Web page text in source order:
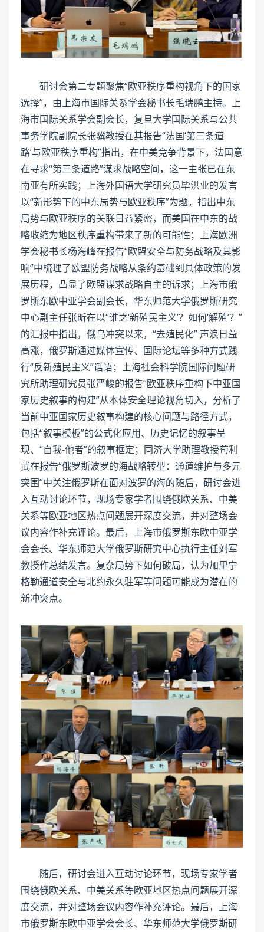
研讨会第二专题聚焦“欧亚秩序重构视角下的国家
选择”，由上海市国际关系学会秘书长毛瑞鹏主持。上
海市国际关系学会副会长，复旦大学国际关系与公共
事务学院副院长张骥教授在其报告“法国‘第三条道
路’与欧亚秩序重构”指出，在中美竞争背景下，法国意
在寻求“第三条道路”谋求战略空间，这一主张已在东
南亚有所实践；上海外国语大学研究员毕洪业的发言
以“新形势下的中东局势与欧亚秩序”为题，指出中东
局势与欧亚秩序的关联日益紧密，而美国在中东的战
略收缩为地区秩序重构带来了新的可能性；上海欧洲
学会秘书长杨海峰在报告“欧盟安全与防务战略及其影
响”中梳理了欧盟防务战略从条约基础到具体政策的发
展历程，凸显了欧盟谋求战略自主的诉求；上海市俄
罗斯东欧中亚学会副会长，华东师范大学俄罗斯研究
中心副主任张昕在以“谁之‘新殖民主义’？如何‘解殖’？”
的汇报中指出，俄乌冲突以来，“去殖民化” 声浪日益
高涨，俄罗斯通过媒体宣传、国际论坛等多种方式践
行“反新殖民主义”话语；上海社会科学院国际问题研
究所助理研究员张严峻的报告“欧亚秩序重构下中亚国
家历史叙事的构建”从本体安全理论视角切入，分析了
当前中亚国家历史叙事构建的核心问题与路径方式，
包括“叙事模板”的公式化应用、历史记忆的叙事呈
现、“自我-他者”的叙事框定；同济大学助理教授苟利
武在报告“俄罗斯波罗的海战略转型：通道维护与多元
突围”中关注俄罗斯在面对波罗的海的随后，研讨会进
入互动讨论环节，现场专家学者围绕俄欧关系、中美
关系等欧亚地区热点问题展开深度交流，并对整场会
议内容作补充评论。最后，上海市俄罗斯东欧中亚学
会会长、华东师范大学俄罗斯研究中心执行主任刘军
教授作总结发言。复杂局势下如何破局，认为加里宁
格勒通道安全与北约永久驻军等问题可能成为潜在的
新冲突点。
随后，研讨会进入互动讨论环节，现场专家学者
围绕俄欧关系、中美关系等欧亚地区热点问题展开深
度交流，并对整场会议内容作补充评论。最后，上海
市俄罗斯东欧中亚学会会长、华东师范大学俄罗斯研